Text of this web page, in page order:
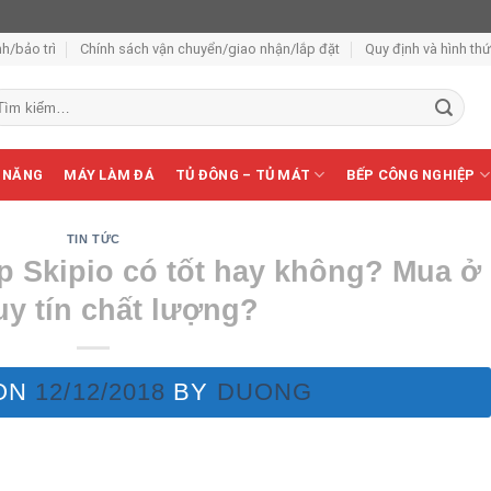
bảo trì Chính sách vận chuyển/giao nhận/lắp đặt Quy định và hình
MÁY LÀM ĐÁ TỦ ĐÔNG – TỦ MÁT BẾP CÔNG NGHIỆP
TIN TỨC
Skipio có tốt hay không? Mua ở
tín chất lượng?
12/12/2018 BY DUONG